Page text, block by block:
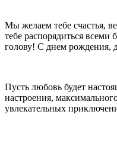
Мы желаем тебе счастья,
тебе распорядиться всеми
голову! С днем рождения,
Пусть любовь будет
настроения,
увлекательных